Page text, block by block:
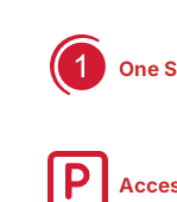
One